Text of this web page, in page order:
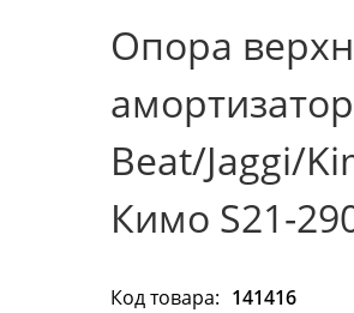
Опора
Beat/Jaggi/
Кимо S21-
Код товара: 141416